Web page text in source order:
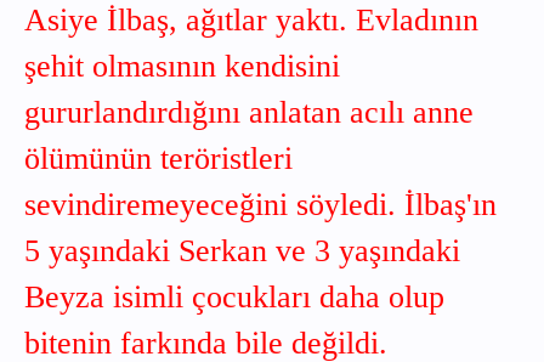
Asiye İlbaş, ağıtlar yaktı. Evladının
şehit olmasının kendisini
gururlandırdığını anlatan acılı anne
ölümünün teröristleri
sevindiremeyeceğini söyledi. İlbaş'ın
5 yaşındaki Serkan ve 3 yaşındaki
Beyza isimli çocukları daha olup
bitenin farkında bile değildi.